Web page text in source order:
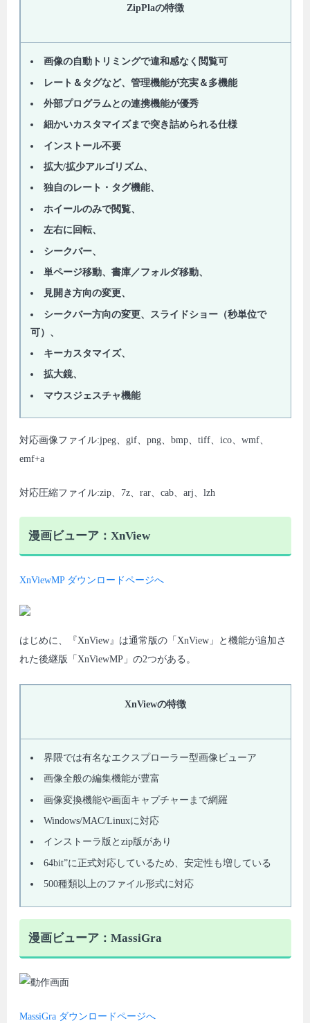
ZipPlaの特徴
画像の自動トリミングで違和感なく閲覧可
レート＆タグなど、管理機能が充実＆多機能
外部プログラムとの連携機能が優秀
細かいカスタマイズまで突き詰められる仕様
インストール不要
拡大/拡少アルゴリズム、
独自のレート・タグ機能、
ホイールのみで閲覧、
左右に回転、
シークバー、
単ページ移動、書庫／フォルダ移動、
見開き方向の変更、
シークバー方向の変更、スライドショー（秒単位で
可）、
キーカスタマイズ、
拡大鏡、
マウスジェスチャ機能
対応画像ファイル:jpeg、gif、png、bmp、tiff、ico、wmf、
emf+a
対応圧縮ファイル:zip、7z、rar、cab、arj、lzh
漫画ビューア：XnView
XnViewMP ダウンロードページへ
はじめに、『XnView』は通常版の「XnView」と機能が追加さ
れた後継版「XnViewMP」の2つがある。
XnViewの特徴
界隈では有名なエクスプローラー型画像ビューア
画像全般の編集機能が豊富
画像変換機能や画面キャプチャーまで網羅
Windows/MAC/Linuxに対応
インストーラ版とzip版があり
64bit”に正式対応しているため、安定性も増している
500種類以上のファイル形式に対応
漫画ビューア：MassiGra
MassiGra ダウンロードページへ